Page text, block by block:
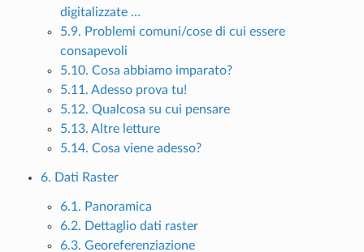
digitalizzate …
5.9. Problemi comuni/cose di cui essere
consapevoli
5.10. Cosa abbiamo imparato?
5.11. Adesso prova tu!
5.12. Qualcosa su cui pensare
5.13. Altre letture
5.14. Cosa viene adesso?
6. Dati Raster
6.1. Panoramica
6.2. Dettaglio dati raster
6.3. Georeferenziazione